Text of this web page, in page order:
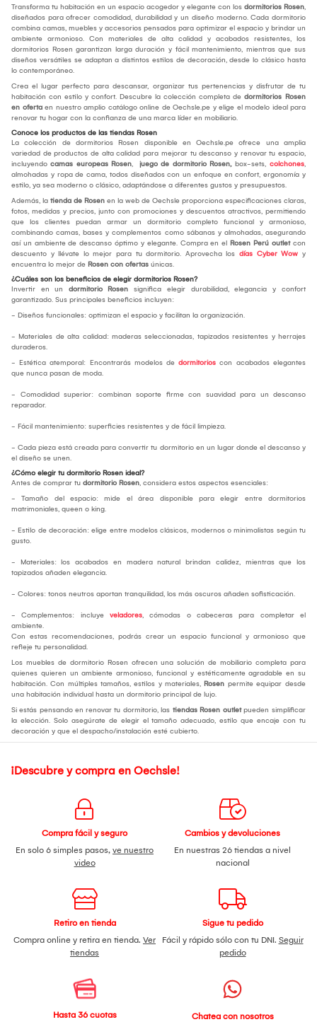
Transforma tu habitación en un espacio acogedor y elegante con los dormitorios Rosen,
diseñados para ofrecer comodidad, durabilidad y un diseño moderno. Cada dormitorio
combina camas, muebles y accesorios pensados para optimizar el espacio y brindar un
ambiente armonioso. Con materiales de alta calidad y acabados resistentes, los
dormitorios Rosen garantizan larga duración y fácil mantenimiento, mientras que sus
diseños versátiles se adaptan a distintos estilos de decoración, desde lo clásico hasta
lo contemporáneo.
Crea el lugar perfecto para descansar, organizar tus pertenencias y disfrutar de tu
habitación con estilo y confort. Descubre la colección completa de dormitorios Rosen
en oferta en nuestro amplio catálogo online de Oechsle.pe y elige el modelo ideal para
renovar tu hogar con la confianza de una marca líder en mobiliario.
Conoce los productos de las tiendas Rosen
La colección de dormitorios Rosen disponible en Oechsle.pe ofrece una amplia
variedad de productos de alta calidad para mejorar tu descanso y renovar tu espacio,
incluyendo camas europeas Rosen, juego de dormitorio Rosen,box-sets, colchones,
almohadas y ropa de cama, todos diseñados con un enfoque en confort, ergonomía y
estilo, ya sea moderno o clásico, adaptándose a diferentes gustos y presupuestos.
Además, la tienda de Rosen en la web de Oechsle proporciona especificaciones claras,
fotos, medidas y precios, junto con promociones y descuentos atractivos, permitiendo
que los clientes puedan armar un dormitorio completo funcional y armonioso,
combinando camas, bases y complementos como sábanas y almohadas, asegurando
así un ambiente de descanso óptimo y elegante. Compra en el Rosen Perú outletcon
descuento y llévate lo mejor para tu dormitorio. Aprovecha los días Cyber Wow y
encuentra lo mejor de Rosen con ofertas únicas.
¿Cuáles son los beneficios de elegir dormitorios Rosen?
Invertir en un dormitorio Rosen significa elegir durabilidad, elegancia y confort
garantizado. Sus principales beneficios incluyen:
- Diseños funcionales: optimizan el espacio y facilitan la organización.
- Materiales de alta calidad: maderas seleccionadas, tapizados resistentes y herrajes
duraderos.
- Estética atemporal: Encontrarás modelos de dormitorios con acabados elegantes
que nunca pasan de moda.
- Comodidad superior: combinan soporte firme con suavidad para un descanso
reparador.
- Fácil mantenimiento: superficies resistentes y de fácil limpieza.
- Cada pieza está creada para convertir tu dormitorio en un lugar donde el descanso y
el diseño se unen.
¿Cómo elegir tu dormitorio Rosen ideal?
Antes de comprar tu dormitorio Rosen, considera estos aspectos esenciales:
- Tamaño del espacio: mide el área disponible para elegir entre dormitorios
matrimoniales, queen o king.
- Estilo de decoración: elige entre modelos clásicos, modernos o minimalistas según tu
gusto.
- Materiales: los acabados en madera natural brindan calidez, mientras que los
tapizados añaden elegancia.
- Colores: tonos neutros aportan tranquilidad, los más oscuros añaden sofisticación.
- Complementos: incluye veladores, cómodas o cabeceras para completar el
ambiente.
Con estas recomendaciones, podrás crear un espacio funcional y armonioso que
refleje tu personalidad.
Los muebles de dormitorio Rosen ofrecen una solución de mobiliario completa para
quienes quieren un ambiente armonioso, funcional y estéticamente agradable en su
habitación. Con múltiples tamaños, estilos y materiales, Rosen permite equipar desde
una habitación individual hasta un dormitorio principal de lujo.
Si estás pensando en renovar tu dormitorio, las tiendas Rosen outletpueden simplificar
la elección. Solo asegúrate de elegir el tamaño adecuado, estilo que encaje con tu
decoración y que el despacho/instalación esté cubierto.
¡Descubre y compra en Oechsle!
Compra fácil y seguro
En solo 6 simples pasos, ve nuestro
video
Cambios y devoluciones
En nuestras 26 tiendas a nivel
nacional
Retiro en tienda
Compra online y retira en tienda. Ver
tiendas
Sigue tu pedido
Fácil y rápido sólo con tu DNI. Seguir
pedido
Hasta 36 cuotas
Chatea con nosotros